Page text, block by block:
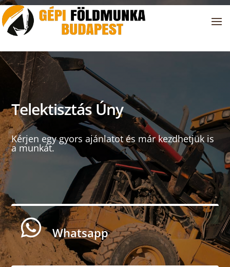
Telektisztás Úny
Kérjen egy gyors ajánlatot és már kezdhetjük is
a munkát.
 Whatsapp